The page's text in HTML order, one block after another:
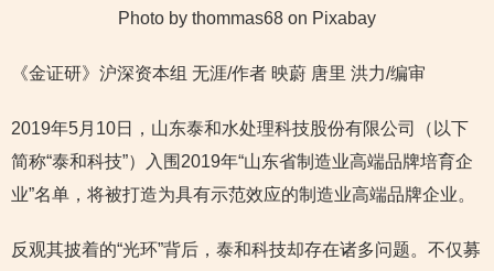
Photo by thommas68 on Pixabay
《金证研》沪深资本组 无涯/作者 映蔚 唐里 洪力/编审
2019年5月10日，山东泰和水处理科技股份有限公司（以下
简称“泰和科技”）入围2019年“山东省制造业高端品牌培育企
业”名单，将被打造为具有示范效应的制造业高端品牌企业。
反观其披着的“光环”背后，泰和科技却存在诸多问题。不仅募